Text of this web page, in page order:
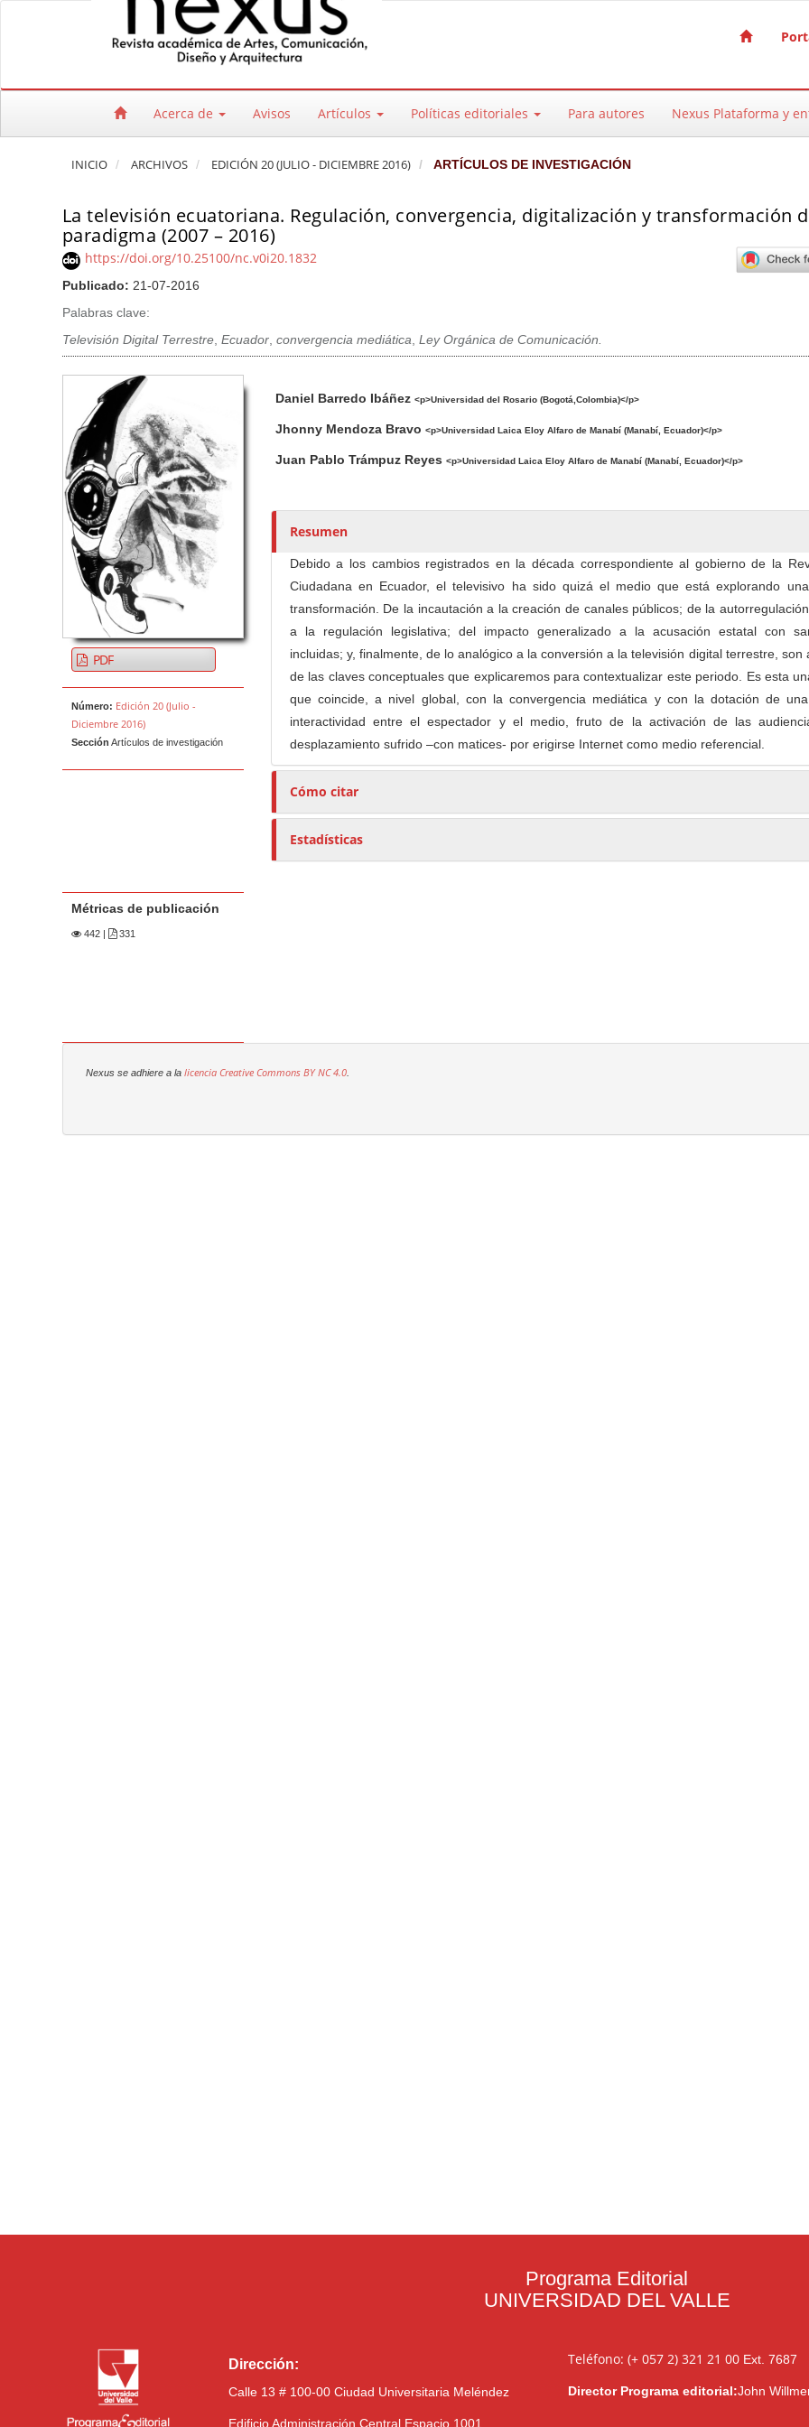
Salto rápido al contenido de la página
Navegación principal
Acerca de Avisos Artículos Políticas editoriales Para autores Nexus Plataforma y
INICIO ARCHIVOS EDICIÓN 20 (JULIO - DICIEMBRE 2016) ARTÍCULOS DE INVESTIGACIÓN
La televisión ecuatoriana. Regulación, convergencia, digitalización y transformación
paradigma (2007 – 2016)
https://doi.org/10.25100/nc.v0i20.1832
Publicado: 21-07-2016
Palabras clave:
Televisión Digital Terrestre, Ecuador, convergencia mediática, Ley Orgánica de Comunicación.
Barra lateral del artículo
PDF
Número: Edición 20 (Julio -
Diciembre 2016)
Sección Artículos de investigación
Métricas de publicación
442| 331
u
o
s
a
Daniel Barredo Ibáñez <p>Universidad del Rosario (Bogotá,Colombia)</p>
Jhonny Mendoza Bravo <p>Universidad Laica Eloy Alfaro de Manabí (Manabí, Ecuador)</p>
Juan Pablo Trámpuz Reyes <p>Universidad Laica Eloy Alfaro de Manabí (Manabí, Ecuador)</p>
Resumen
Debido a los cambios registrados en la década correspondiente al gobierno de la
Ciudadana en Ecuador, el televisivo ha sido quizá el medio que está explorando
transformación. De la incautación a la creación de canales públicos; de la
a la regulación legislativa; del impacto generalizado a la acusación estatal con
incluidas; y, finalmente, de lo analógico a la conversión a la televisión digital terrestre, son
de las claves conceptuales que explicaremos para contextualizar este periodo. Es esta
que coincide, a nivel global, con la convergencia mediática y con la dotación de
interactividad entre el espectador y el medio, fruto de la activación de las
desplazamiento sufrido –con matices- por erigirse Internet como medio referencial.
Cómo citar
Estadísticas
Nexus se adhiere a la licencia Creative Commons BY NC 4.0.
Programa Editorial
UNIVERSIDAD DEL VALLE
Dirección:
Calle 13 # 100-00 Ciudad Universitaria Meléndez
Edificio Administración Central Espacio 1001
Teléfono: (+ 057 2) 321 21 00Ext. 7687
Director Programa editorial:John